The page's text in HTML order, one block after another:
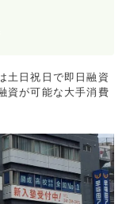
土日祝日で即日融資
資が可能な大手消費